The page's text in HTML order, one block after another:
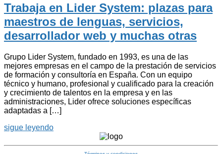
Trabaja en Lider System: plazas para
maestros de lenguas, servicios,
desarrollador web y muchas otras
Grupo Lider System, fundado en 1993, es una de las
mejores empresas en el campo de la prestación de servicios
de formación y consultoría en España. Con un equipo
técnico y humano, profesional y cualificado para la creación
y crecimiento de talentos en la empresa y en las
administraciones, Lider ofrece soluciones específicas
adaptadas a […]
sigue leyendo